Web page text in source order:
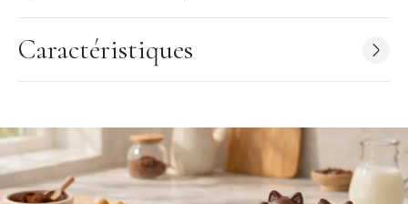
Retrouvez aussi d'autres styles et formes de moules de la
gammeChocolate World
Pour faire vos fritures en chocolat, bonbons en chocolat ou
La marque belgeChocolate Worldpropose des moules
en polycarbonate, parfaits pour réaliser des chocolats maison.
Cette marque vous propose une multitude de formes allant de la
plus traditionnelle, aux formes plus modernes.
Caractéristiques